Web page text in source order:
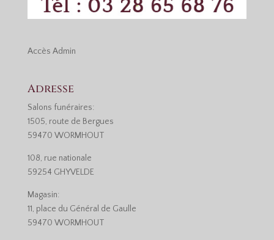
Accès Admin
Adresse
Salons funéraires:
1505, route de Bergues
59470 WORMHOUT
108, rue nationale
59254 GHYVELDE
Magasin:
11, place du Général de Gaulle
59470 WORMHOUT